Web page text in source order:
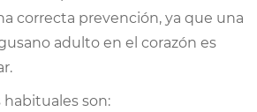
correcta prevención, ya que una
adulto en el corazón es
habituales son: